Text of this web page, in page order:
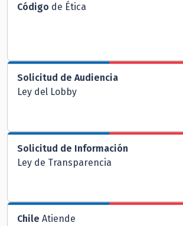
Código de Ética
Solicitud de Audiencia
Ley del Lobby
Solicitud de Información
Ley de Transparencia
Chile Atiende